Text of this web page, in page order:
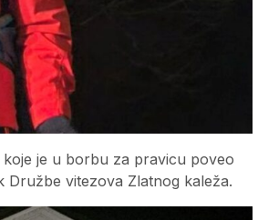
koje je u borbu za pravicu poveo
Družbe vitezova Zlatnog kaleža.